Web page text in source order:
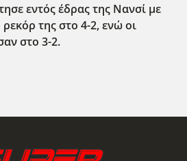
εντός έδρας της Νανσί με
της στο 4-2, ενώ οι
στο 3-2.